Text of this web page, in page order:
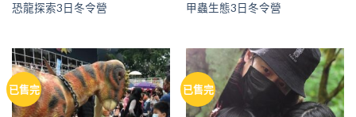
恐龍探索3日冬令營 甲蟲生態3日冬令營
已售完 已售完